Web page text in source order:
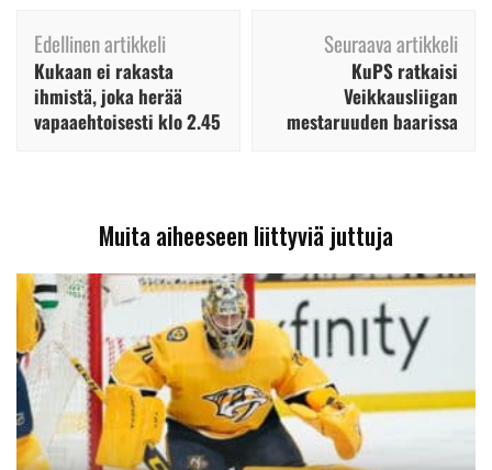
Artikkelien
selaus
Edellinen artikkeli
Kukaan ei rakasta
ihmistä, joka herää
vapaaehtoisesti klo 2.45
Seuraava artikkeli
KuPS ratkaisi
Veikkausliigan
mestaruuden baarissa
Muita aiheeseen liittyviä juttuja